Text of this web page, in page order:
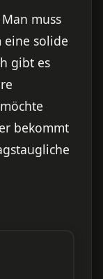
muss
eine solide
gibt es
bekommt